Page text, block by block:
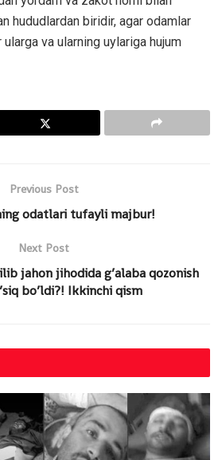
hududlardan biridir, agar odamlar
ularga va ularning uylariga hujum
Previous Post
odatlari tufayli majbur!
Next Post
jahon jihodida g’alaba qozonish
bo’ldi?! Ikkinchi qism